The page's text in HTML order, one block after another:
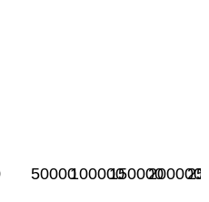
50000100000150000200000